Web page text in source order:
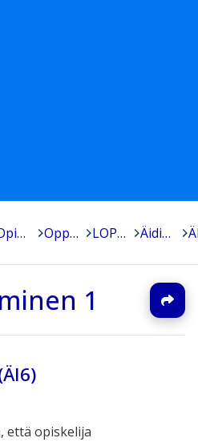
Opiskelijoille Oppiaineet LOPS 2021 Äidinkieli ja kirjallisuus
1
että opiskelija